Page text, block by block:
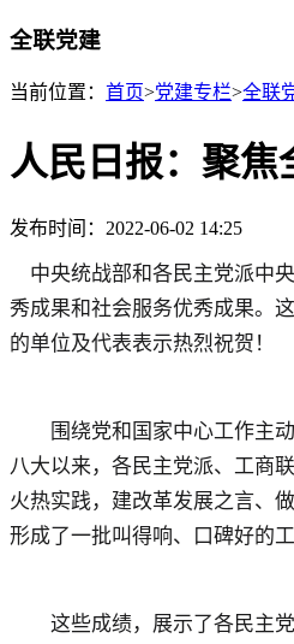
全联党建
当前位置： 首页>党建专栏>全联
人民日报：聚
发布时间：2022-06-02 14:25
中央统战部和各民主党派中
秀成果和社会服务优秀成果。
的单位及代表表示热烈祝贺！
围绕党和国家中心工作主动
八大以来，各民主党派、工商
火热实践，建改革发展之言、
形成了一批叫得响、口碑好的
这些成绩，展示了各民主党